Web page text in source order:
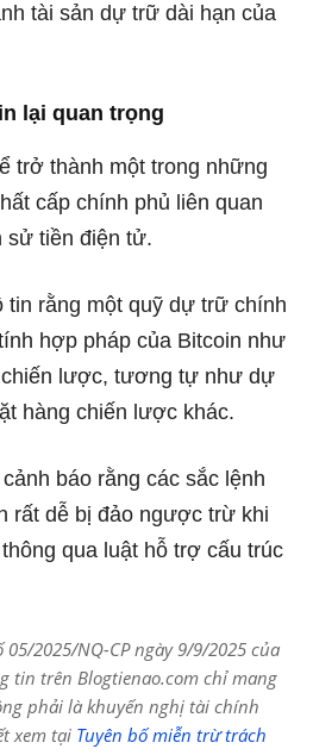
tài sản dự trữ dài hạn của
lại quan trọng
trở thành một trong những
cấp chính phủ liên quan
sử tiền điện tử.
rằng một quỹ dự trữ chính
hợp pháp của Bitcoin như
lược, tương tự như dự
hàng chiến lược khác.
báo rằng các sắc lệnh
rất dễ bị đảo ngược trừ khi
qua luật hỗ trợ cấu trúc
2025/NQ-CP ngày 9/9/2025 của
tin trên Blogtienao.com chỉ mang
phải là khuyến nghị tài chính
xem tại Tuyên bố miễn trừ trách